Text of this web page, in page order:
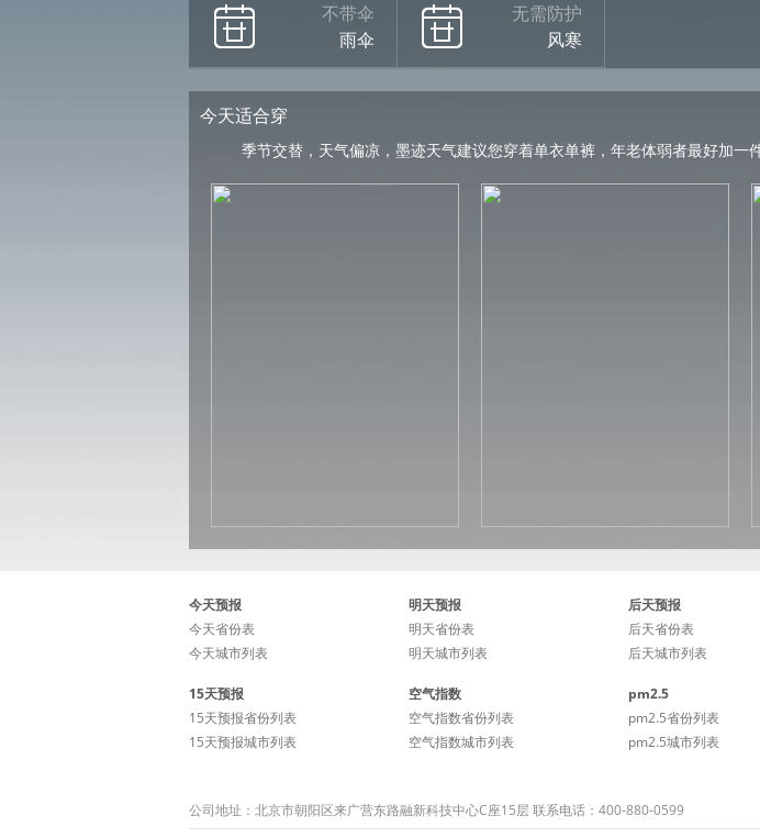
不带伞
雨伞
无需防护
风寒
今天适合穿
季节交替，天气偏凉，墨迹天气建议您穿着单衣单裤，年老体弱者最好加一
今天预报
今天省份表
今天城市列表
明天预报
明天省份表
明天城市列表
后天预报
后天省份表
后天城市列表
15天预报
15天预报省份列表
15天预报城市列表
空气指数
空气指数省份列表
空气指数城市列表
pm2.5
pm2.5省份列表
pm2.5城市列表
公司地址：北京市朝阳区来广营东路融新科技中心C座15层 联系电话：400-880-0599